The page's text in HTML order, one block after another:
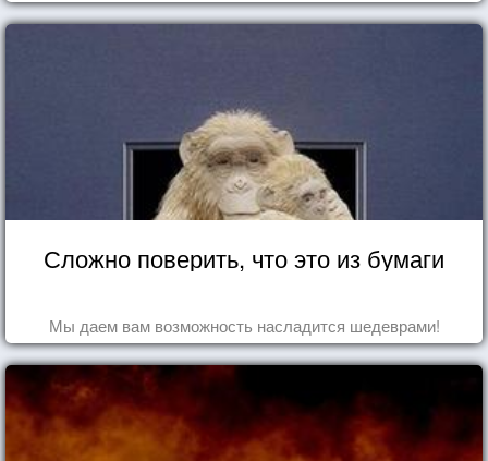
Сложно поверить, что это из бумаги
Мы даем вам возможность насладится шедеврами!